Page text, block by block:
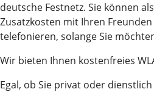
deutsche Festnetz. Sie können
Zusatzkosten mit Ihren
telefonieren, solange Sie
Wir bieten Ihnen kostenfreies
Egal, ob Sie privat oder